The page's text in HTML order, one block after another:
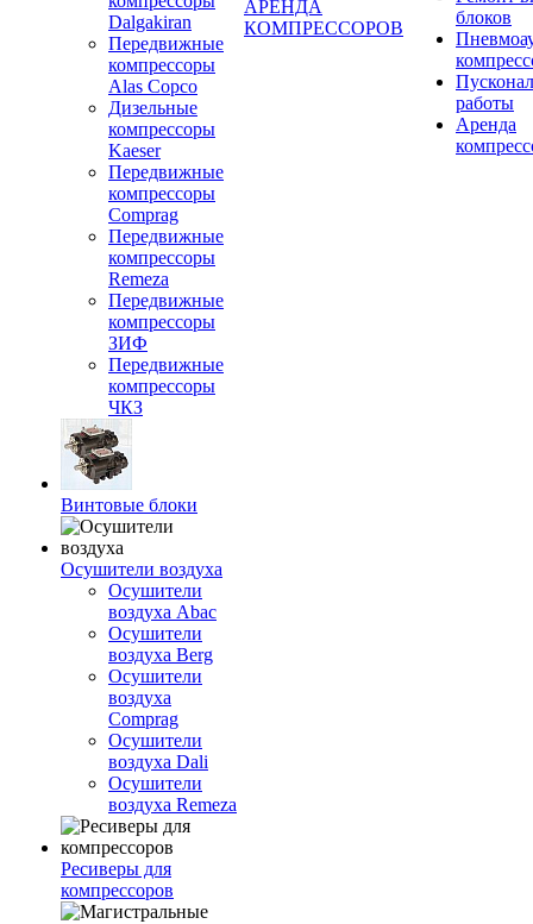
Dalgakiran
Передвижные
компрессоры
Alas Copco
Дизельные
компрессоры
Kaeser
Передвижные
компрессоры
Comprag
Передвижные
компрессоры
Remeza
Передвижные
компрессоры
ЗИФ
Передвижные
компрессоры
ЧКЗ
Винтовые блоки
Осушители воздуха
Осушители
воздуха Abac
Осушители
воздуха Berg
Осушители
воздуха
Comprag
Осушители
воздуха Dali
Осушители
воздуха Remeza
Ресиверы для
компрессоров
АРЕНДА
КОМПРЕССОРОВ
блоков
работы
Аренда